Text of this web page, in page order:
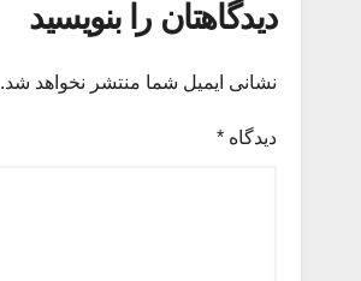
دیدگاهتان را بنویسید
نشانی ایمیل شما منتشر نخواهد شد.
دیدگاه *